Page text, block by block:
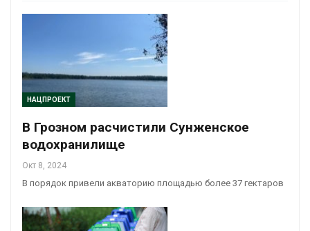
НАЦПРОЕКТ
В Грозном расчистили Сунженское
водохранилище
Окт 8, 2024
В порядок привели акваторию площадью более 37 гектаров